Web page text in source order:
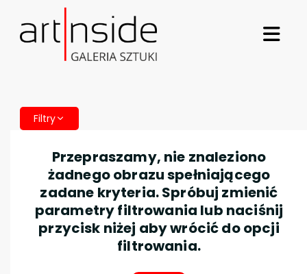
Filtry
Przepraszamy, nie znaleziono
żadnego obrazu spełniającego
zadane kryteria. Spróbuj zmienić
parametry filtrowania lub naciśnij
przycisk niżej aby wrócić do opcji
filtrowania.